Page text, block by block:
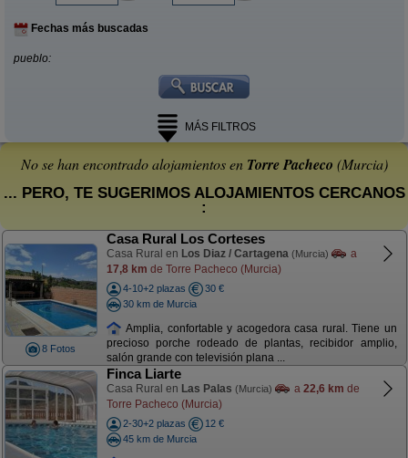
Fechas más buscadas
pueblo:
MÁS FILTROS
No se han encontrado alojamientos en Torre Pacheco (Murcia)
... PERO, TE SUGERIMOS ALOJAMIENTOS CERCANOS
:
8 Fotos
Casa Rural Los Corteses
Casa Rural en Los Diaz / Cartagena (Murcia)
a
17,8 km de Torre Pacheco (Murcia)
4-10+2 plazas
30 €
30 km de Murcia
Amplia, confortable y acogedora casa rural. Tiene un
precioso porche rodeado de plantas, recibidor amplio,
salón grande con televisión plana ...
Finca Liarte
Casa Rural en Las Palas (Murcia) a 22,6 km de
Torre Pacheco (Murcia)
2-30+2 plazas
12 €
45 km de Murcia